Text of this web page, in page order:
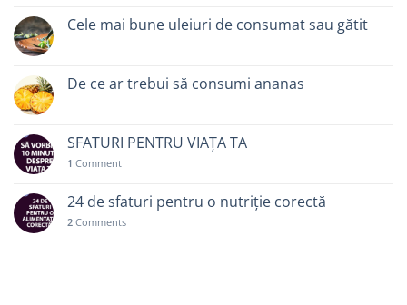
Cele mai bune uleiuri de consumat sau gătit
De ce ar trebui să consumi ananas
SFATURI PENTRU VIAȚA TA
1 Comment
24 de sfaturi pentru o nutriție corectă
2 Comments